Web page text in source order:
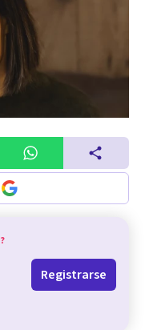
?
Registrarse